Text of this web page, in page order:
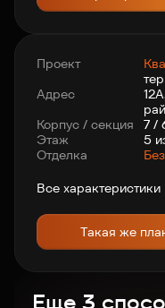
Проект
Адрес
Корпус / секция
7 /
Этаж
5
Отделка
Все характеристики
Такая же
Еще 3